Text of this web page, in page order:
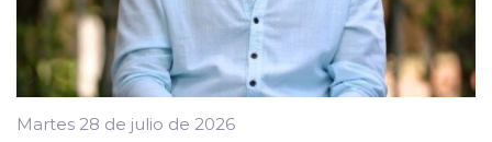
Martes 28 de julio de 2026